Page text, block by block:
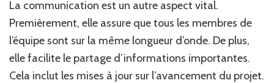
La communication est un autre aspect vital.
Premièrement, elle assure que tous les membres de
l’équipe sont sur la même longueur d’onde. De plus,
elle facilite le partage d’informations importantes.
Cela inclut les mises à jour sur l’avancement du projet.